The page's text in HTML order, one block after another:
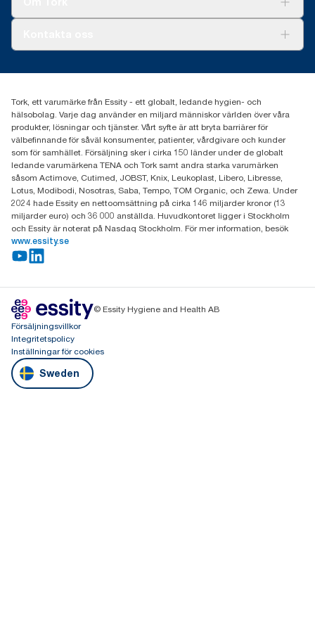
031-746 17 00
Tork, ett varumärke från Essity - ett globalt, ledande hygien- och
hälsobolag. Varje dag använder en miljard människor världen över våra
produkter, lösningar och tjänster. Vårt syfte är att bryta barriärer för
välbefinnande för såväl konsumenter, patienter, vårdgivare och kunder
som för samhället. Försäljning sker i cirka 150 länder under de globalt
ledande varumärkena TENA och Tork samt andra starka varumärken
såsom Actimove, Cutimed, JOBST, Knix, Leukoplast, Libero, Libresse,
Lotus, Modibodi, Nosotras, Saba, Tempo, TOM Organic, och Zewa. Under
2024 hade Essity en nettoomsättning på cirka 146 miljarder kronor (13
miljarder euro) och 36 000 anställda. Huvudkontoret ligger i Stockholm
och Essity är noterat på Nasdaq Stockholm. För mer information, besök
www.essity.se
© Essity Hygiene and Health AB
Försäljningsvillkor
Integritetspolicy
Inställningar för cookies
Sweden